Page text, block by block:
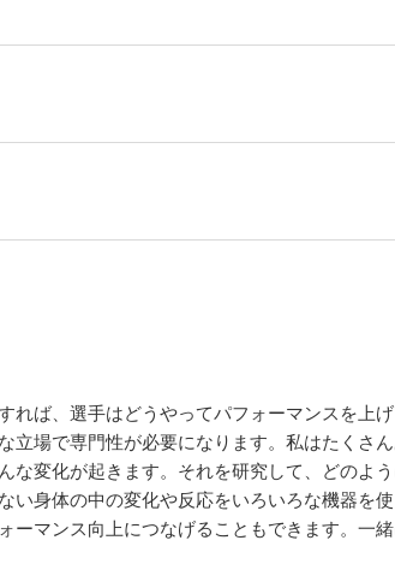
ば、選手はどうやってパフォーマンスを上
場で専門性が必要になります。私はたくさ
変化が起きます。それを研究して、どのよ
身体の中の変化や反応をいろいろな機器を
マンス向上につなげることもできます。一